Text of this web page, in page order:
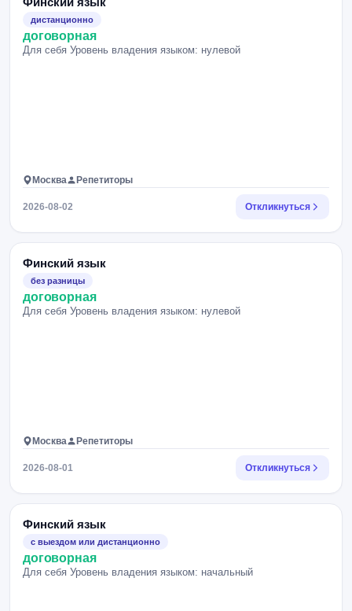
дистанционно
договорная
Для себя Уровень владения языком: нулевой
Москва Репетиторы
2026-08-02 Откликнуться
Финский язык
без разницы
договорная
Для себя Уровень владения языком: нулевой
Москва Репетиторы
2026-08-01 Откликнуться
Финский язык
с выездом или дистанционно
договорная
Для себя Уровень владения языком: начальный